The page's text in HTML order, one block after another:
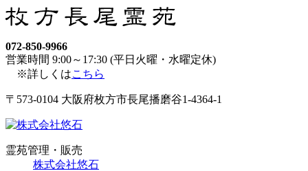
072-850-9966
営業時間 9:00～17:30 (平日火曜・水曜定休)
※詳しくはこちら
〒573-0104 大阪府枚方市長尾播磨谷1-4364-1
霊苑管理・販売
株式会社悠石